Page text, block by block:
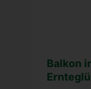
Bal­kon